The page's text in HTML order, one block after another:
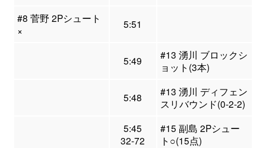
#8 菅野 2Pシュート
×
5:51
5:49
#13 湧川 ブロックシ
ョット(3本)
5:48
#13 湧川 ディフェン
スリバウンド(0-2-2)
5:45
32-72
#15 副島 2Pシュー
ト○(15点)